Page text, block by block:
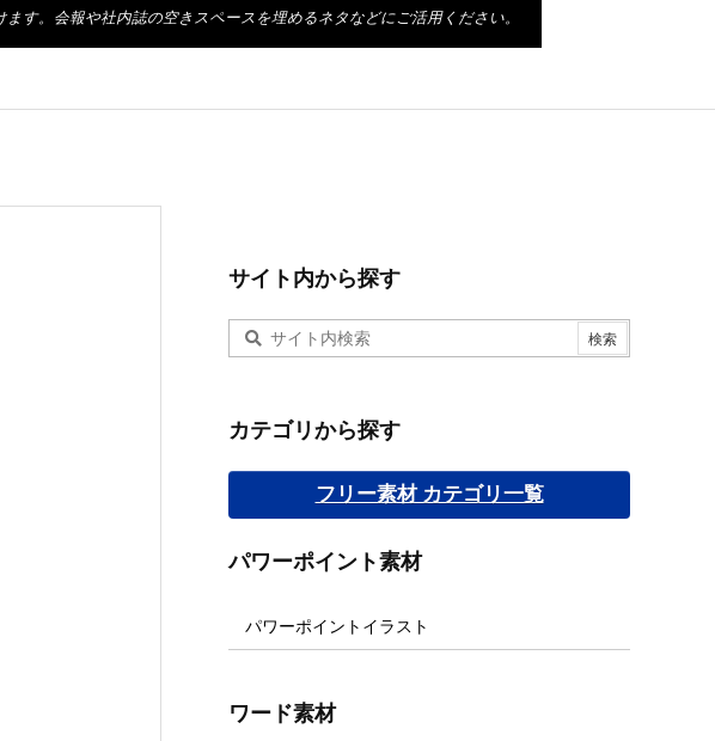
す。会報や社内誌の空きスペースを埋めるネタなどにご活用ください。
サイト内から探す
カテゴリから探す
フリー素材 カテゴリ一覧
パワーポイント素材
パワーポイントイラスト
ワード素材